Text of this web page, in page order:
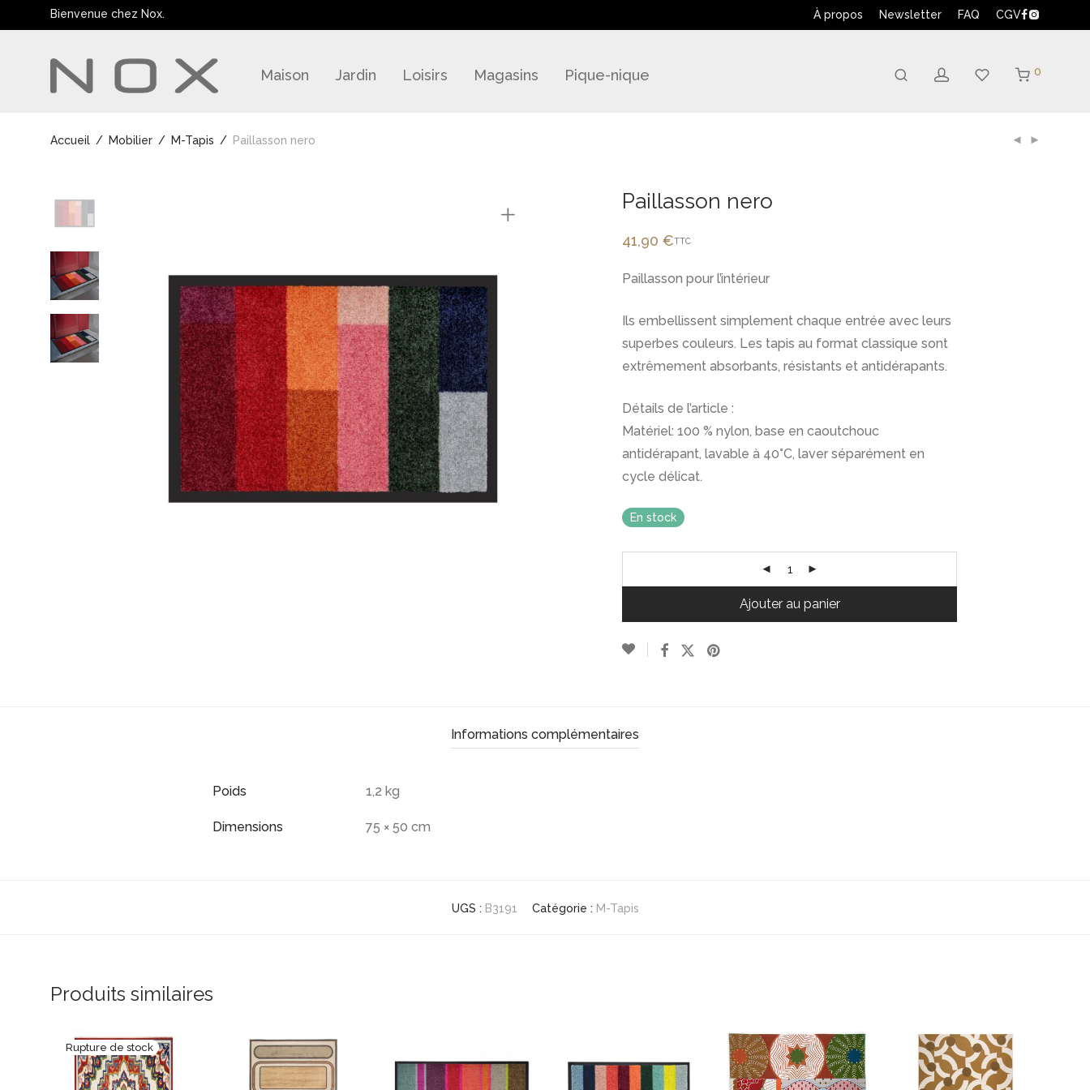
Bienvenue chez Nox. À propos Newsletter FAQ CGV
Maison Jardin Loisirs Magasins Pique-nique 0
Accueil / Mobilier / M-Tapis / Paillasson nero
Paillasson nero
41,90 €TTC
Paillasson pour l’intérieur
Ils embellissent simplement chaque entrée avec leurs
superbes couleurs. Les tapis au format classique sont
extrêmement absorbants, résistants et antidérapants.
Détails de l’article :
Matériel: 100 % nylon, base en caoutchouc
antidérapant, lavable à 40°C, laver séparément en
cycle délicat.
En stock
Ajouter au panier
Informations complémentaires
Poids 1,2 kg
Dimensions 75 × 50 cm
UGS : B3191 Catégorie : M-Tapis
Produits similaires